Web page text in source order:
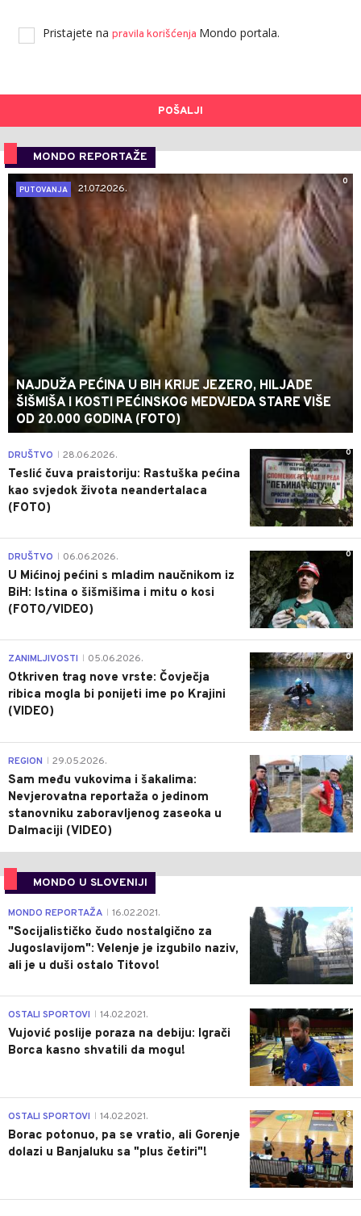
Pristajete na pravila korišćenja Mondo portala.
POŠALJI
MONDO REPORTAŽE
0
PUTOVANJA
21.07.2026.
NAJDUŽA PEĆINA U BIH KRIJE JEZERO, HILJADE
ŠIŠMIŠA I KOSTI PEĆINSKOG MEDVJEDA STARE VIŠE
OD 20.000 GODINA (FOTO)
0
DRUŠTVO 28.06.2026.
Teslić čuva praistoriju: Rastuška pećina
kao svjedok života neandertalaca
(FOTO)
0
DRUŠTVO 06.06.2026.
U Mićinoj pećini s mladim naučnikom iz
BiH: Istina o šišmišima i mitu o kosi
(FOTO/VIDEO)
0
ZANIMLJIVOSTI 05.06.2026.
Otkriven trag nove vrste: Čovječja
ribica mogla bi ponijeti ime po Krajini
(VIDEO)
0
REGION 29.05.2026.
Sam među vukovima i šakalima:
Nevjerovatna reportaža o jedinom
stanovniku zaboravljenog zaseoka u
Dalmaciji (VIDEO)
MONDO U SLOVENIJI
4
MONDO REPORTAŽA 16.02.2021.
"Socijalističko čudo nostalgično za
Jugoslavijom": Velenje je izgubilo naziv,
ali je u duši ostalo Titovo!
1
OSTALI SPORTOVI 14.02.2021.
Vujović poslije poraza na debiju: Igrači
Borca kasno shvatili da mogu!
3
OSTALI SPORTOVI 14.02.2021.
Borac potonuo, pa se vratio, ali Gorenje
dolazi u Banjaluku sa "plus četiri"!